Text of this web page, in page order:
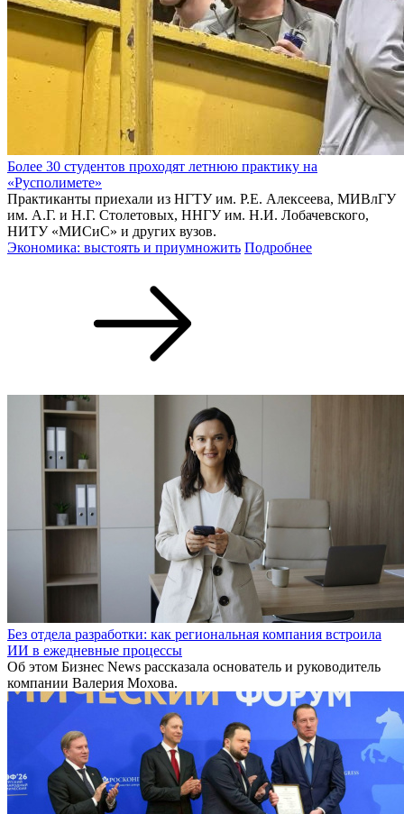
Более 30 студентов проходят летнюю практику на
«Русполимете»
Практиканты приехали из НГТУ им. Р.Е. Алексеева, МИВлГУ
им. А.Г. и Н.Г. Столетовых, ННГУ им. Н.И. Лобачевского,
НИТУ «МИСиС» и других вузов.
Экономика: выстоять и приумножить Подробнее
Без отдела разработки: как региональная компания встроила
ИИ в ежедневные процессы
Об этом Бизнес News рассказала основатель и руководитель
компании Валерия Мохова.